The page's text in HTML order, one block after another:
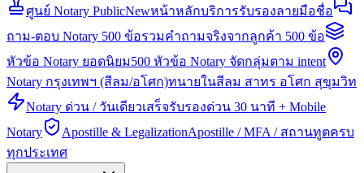
ศูนย์ Notary PublicNewหน้าหลักบริการรับรองลายมือชื่อ
ถาม-ตอบ Notary 500 ข้อรวมคำถามจริงจากลูกค้า 500 ข้อ
หัวข้อ Notary ยอดนิยม500 หัวข้อ Notary จัดกลุ่มตาม intent
Notary กรุงเทพฯ (สีลม/อโศก)ทนายในสีลม สาทร อโศก สุขุมวิท
Notary ด่วน / วันเดียวเสร็จรับรองด่วน 30 นาที + Mobile
Notary
Apostille & LegalizationApostille / MFA / สถานทูตครบ
ทุกประเทศ